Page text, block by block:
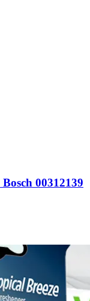
Bosch 00312139